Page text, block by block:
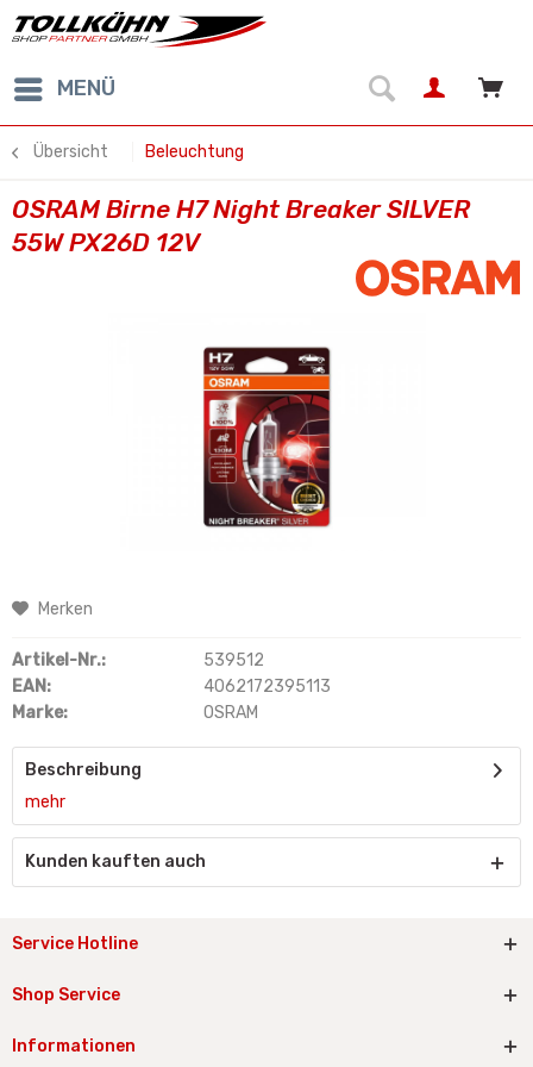
MENÜ
Übersicht Beleuchtung
OSRAM Birne H7 Night Breaker SILVER
55W PX26D 12V
Merken
Artikel-Nr.:
539512
EAN:
4062172395113
Marke:
OSRAM
Beschreibung
mehr
Kunden kauften auch
Service Hotline
Shop Service
Informationen